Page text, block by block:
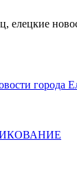
елецкие
города